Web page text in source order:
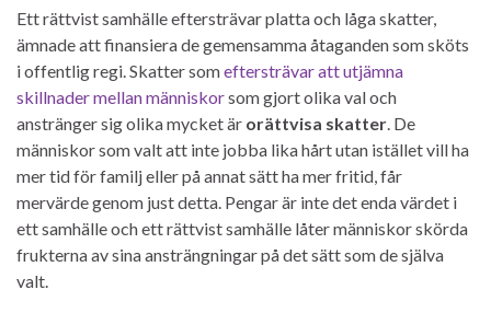
Ett rättvist samhälle eftersträvar platta och låga skatter,
ämnade att finansiera de gemensamma åtaganden som sköts
i offentlig regi. Skatter someftersträvar att utjämna
skillnader mellan människorsom gjort olika val och
anstränger sig olika mycket är orättvisa skatter. De
människor som valt att inte jobba lika hårt utan istället vill ha
mer tid för familj eller på annat sätt ha mer fritid, får
mervärde genom just detta. Pengar är inte det enda värdet i
ett samhälle och ett rättvist samhälle låter människor skörda
frukterna av sina ansträngningar på det sätt som de själva
valt.